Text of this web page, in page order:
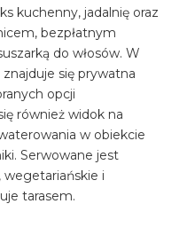
kuchenny, jadalnię oraz
bezpłatnym
do włosów. W
się prywatna
opcji
również widok na
w obiekcie
Serwowane jest
i
tarasem.